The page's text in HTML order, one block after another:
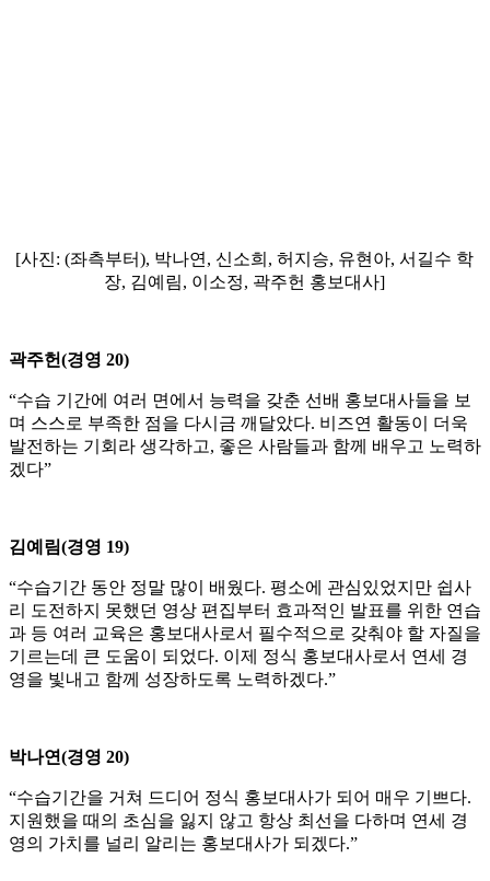
[사진: (좌측부터), 박나연, 신소희, 허지승, 유현아, 서길수 학
장, 김예림, 이소정, 곽주헌 홍보대사]
곽주헌(경영 20)
“수습 기간에 여러 면에서 능력을 갖춘 선배 홍보대사들을 보
며 스스로 부족한 점을 다시금 깨달았다. 비즈연 활동이 더욱
발전하는 기회라 생각하고, 좋은 사람들과 함께 배우고 노력하
겠다”
김예림(경영 19)
“수습기간 동안 정말 많이 배웠다. 평소에 관심있었지만 쉽사
리 도전하지 못했던 영상 편집부터 효과적인 발표를 위한 연습
과 등 여러 교육은 홍보대사로서 필수적으로 갖춰야 할 자질을
기르는데 큰 도움이 되었다. 이제 정식 홍보대사로서 연세 경
영을 빛내고 함께 성장하도록 노력하겠다.”
박나연(경영 20)
“수습기간을 거쳐 드디어 정식 홍보대사가 되어 매우 기쁘다.
지원했을 때의 초심을 잃지 않고 항상 최선을 다하며 연세 경
영의 가치를 널리 알리는 홍보대사가 되겠다.”